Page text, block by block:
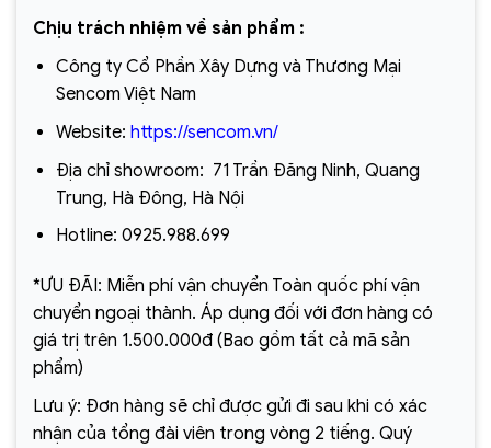
Chịu trách nhiệm về sản phẩm :
Công ty Cổ Phần Xây Dựng và Thương Mại
Sencom Việt Nam
Website: https://sencom.vn/
Địa chỉ showroom: 71 Trần Đăng Ninh, Quang
Trung, Hà Đông, Hà Nội
Hotline: 0925.988.699
*ƯU ĐÃI: Miễn phí vận chuyển Toàn quốc phí vận
chuyển ngoại thành. Áp dụng đối với đơn hàng có
giá trị trên 1.500.000đ (Bao gồm tất cả mã sản
phẩm)
Lưu ý: Đơn hàng sẽ chỉ được gửi đi sau khi có xác
nhận của tổng đài viên trong vòng 2 tiếng. Quý